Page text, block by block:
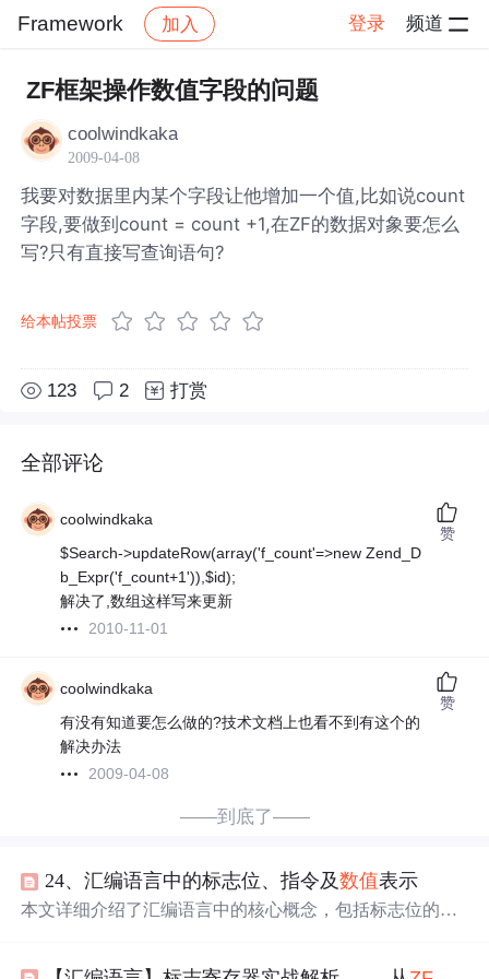
Framework 加入 登录 频道
社区 Framework 帖子详情
ZF框架操作数值字段的问题
coolwindkaka
2009-04-08
我要对数据里内某个字段让他增加一个值,比如说count
字段,要做到count = count +1,在ZF的数据对象要怎么
写?只有直接写查询语句?
给本帖投票
123 2 打赏
全部评论
coolwindkaka
$Search->updateRow(array('f_count'=>new Zend_D
b_Expr('f_count+1')),$id);
解决了,数组这样写来更新
2010-11-01
赞
coolwindkaka
有没有知道要怎么做的?技术文档上也看不到有这个的
解决办法
2009-04-08
赞
——到底了——
24、汇编语言中的标志位、指令及数值表示
本文详细介绍了汇编语言中的核心概念，包括标志位的作